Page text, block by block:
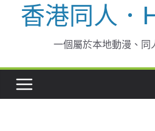
香港同人．
一個屬於本地動漫、同